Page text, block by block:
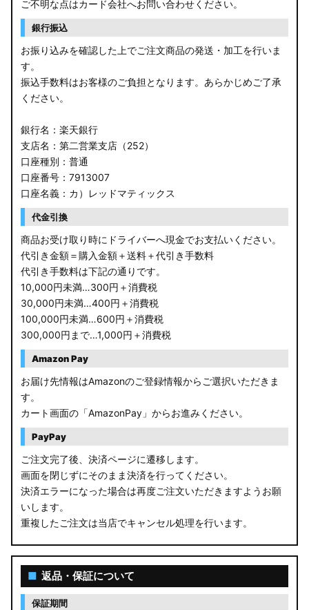
ご不明な点はカード会社へお問い合わせください。
銀行振込
お振り込みを確認した上でご注文商品の発送・加工を行いま
す。
振込手数料はお客様のご負担となります。あらかじめご了承
ください。
銀行名：楽天銀行
支店名：第二営業支店（252）
口座種別：普通
口座番号：7913007
口座名義：カ）レッドマティックス
代金引換
商品お受け取り時にドライバーへ現金でお支払いください。
代引き金額＝購入金額＋送料＋代引き手数料
代引き手数料は下記の通りです。
10,000円未満…300円＋消費税
30,000円未満…400円＋消費税
100,000円未満…600円＋消費税
300,000円まで…1,000円＋消費税
Amazon Pay
お届け先情報はAmazonのご登録情報からご選択いただきま
す。
カート画面の「AmazonPay」からお進みください。
PayPay
ご注文完了後、決済ページに遷移します。
画面を閉じずにそのまま決済を行ってください。
決済エラーになった場合は再度ご注文いただきますようお願
いします。
重複したご注文は当店でキャンセル処理を行います。
■ 返品・保証について
保証期間